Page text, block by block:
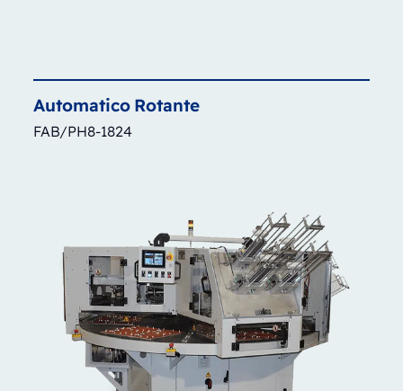
Automatico Rotante
FAB/PH8-1824